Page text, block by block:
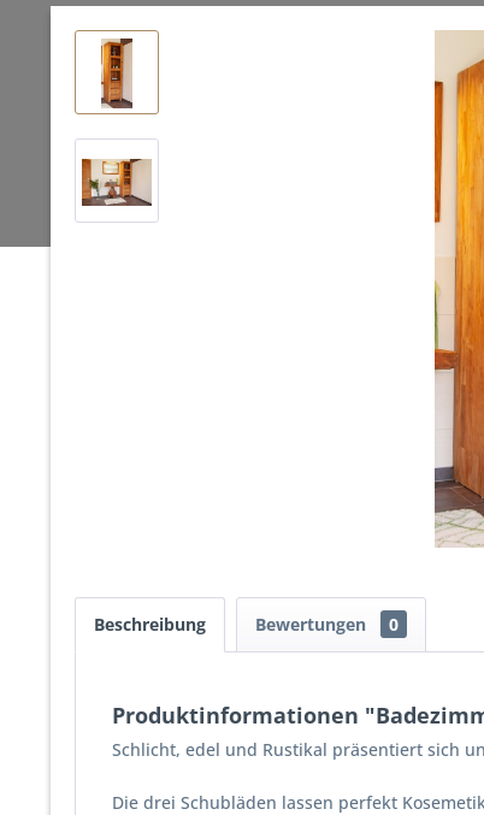
Beschreibung Bewertungen 0
Produktinformationen
Schlicht, edel und Rustikal präsentiert sich
Die drei Schubläden lassen perfekt